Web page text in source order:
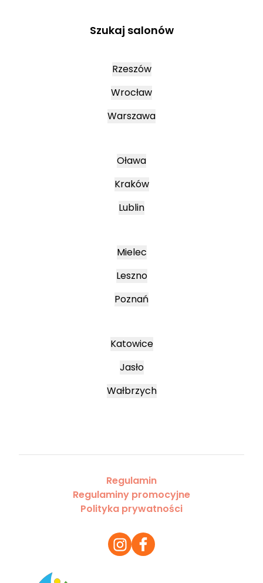
Szukaj salonów
Rzeszów
Wrocław
Warszawa
Oława
Kraków
Lublin
Mielec
Leszno
Poznań
Katowice
Jasło
Wałbrzych
Regulamin
Regulaminy promocyjne
Polityka prywatności